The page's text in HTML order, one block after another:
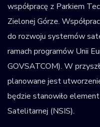
współpracę z Parkiem
Zielonej Górze.
do rozwoju systemów
ramach programów Unii
GOVSATCOM). W
planowane jest
będzie stanowiło
Satelitarnej (NSIS).